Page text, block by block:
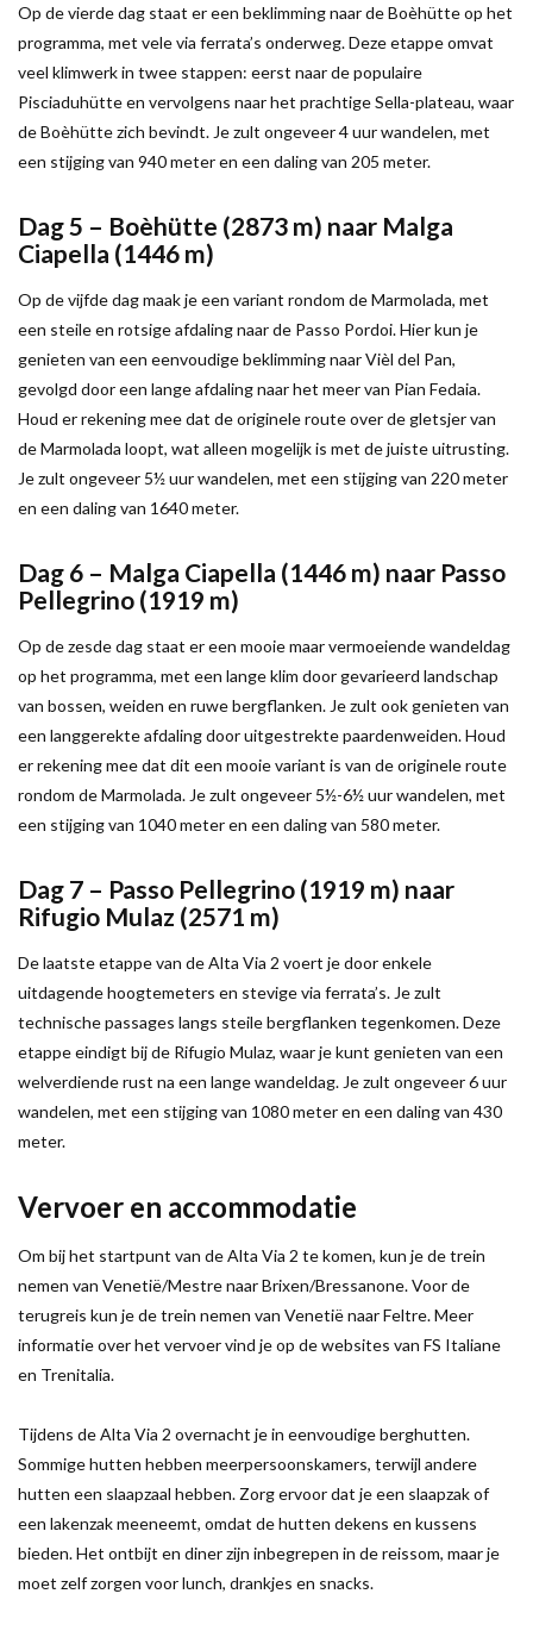
Op de vierde dag staat er een beklimming naar de Boèhütte op het
programma, met vele via ferrata’s onderweg. Deze etappe omvat
veel klimwerk in twee stappen: eerst naar de populaire
Pisciaduhütte en vervolgens naar het prachtige Sella-plateau, waar
de Boèhütte zich bevindt. Je zult ongeveer 4 uur wandelen, met
een stijging van 940 meter en een daling van 205 meter.
Dag 5 – Boèhütte (2873 m) naar Malga
Ciapella (1446 m)
Op de vijfde dag maak je een variant rondom de Marmolada, met
een steile en rotsige afdaling naar de Passo Pordoi. Hier kun je
genieten van een eenvoudige beklimming naar Vièl del Pan,
gevolgd door een lange afdaling naar het meer van Pian Fedaia.
Houd er rekening mee dat de originele route over de gletsjer van
de Marmolada loopt, wat alleen mogelijk is met de juiste uitrusting.
Je zult ongeveer 5½ uur wandelen, met een stijging van 220 meter
en een daling van 1640 meter.
Dag 6 – Malga Ciapella (1446 m) naar Passo
Pellegrino (1919 m)
Op de zesde dag staat er een mooie maar vermoeiende wandeldag
op het programma, met een lange klim door gevarieerd landschap
van bossen, weiden en ruwe bergflanken. Je zult ook genieten van
een langgerekte afdaling door uitgestrekte paardenweiden. Houd
er rekening mee dat dit een mooie variant is van de originele route
rondom de Marmolada. Je zult ongeveer 5½-6½ uur wandelen, met
een stijging van 1040 meter en een daling van 580 meter.
Dag 7 – Passo Pellegrino (1919 m) naar
Rifugio Mulaz (2571 m)
De laatste etappe van de Alta Via 2 voert je door enkele
uitdagende hoogtemeters en stevige via ferrata’s. Je zult
technische passages langs steile bergflanken tegenkomen. Deze
etappe eindigt bij de Rifugio Mulaz, waar je kunt genieten van een
welverdiende rust na een lange wandeldag. Je zult ongeveer 6 uur
wandelen, met een stijging van 1080 meter en een daling van 430
meter.
Vervoer en accommodatie
Om bij het startpunt van de Alta Via 2 te komen, kun je de trein
nemen van Venetië/Mestre naar Brixen/Bressanone. Voor de
terugreis kun je de trein nemen van Venetië naar Feltre. Meer
informatie over het vervoer vind je op de websites van FS Italiane
en Trenitalia.
Tijdens de Alta Via 2 overnacht je in eenvoudige berghutten.
Sommige hutten hebben meerpersoonskamers, terwijl andere
hutten een slaapzaal hebben. Zorg ervoor dat je een slaapzak of
een lakenzak meeneemt, omdat de hutten dekens en kussens
bieden. Het ontbijt en diner zijn inbegrepen in de reissom, maar je
moet zelf zorgen voor lunch, drankjes en snacks.